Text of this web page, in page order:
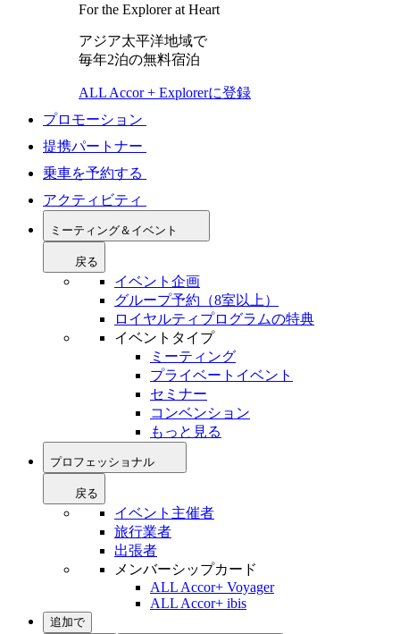
For the Explorer at Heart
アジア太平洋地域で
毎年2泊の無料宿泊
ALL Accor + Explorerに登録
プロモーション
提携パートナー
乗車を予約する
アクティビティ
ミーティング＆イベント
戻る
イベント企画
グループ予約（8室以上）
ロイヤルティプログラムの特典
イベントタイプ
ミーティング
プライベートイベント
セミナー
コンベンション
もっと見る
プロフェッショナル
戻る
イベント主催者
旅行業者
出張者
メンバーシップカード
ALL Accor+ Voyager
ALL Accor+ ibis
追加で